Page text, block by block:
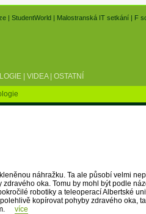
|StudentWorld | Malostranská IT setkání | F
| VIDEA| OSTATNÍ
náhražku. Ta ale působí velmi
oka. Tomu by mohl být podle
robotiky a teleoperací Albertské
kopírovat pohyby zdravého oka,
více